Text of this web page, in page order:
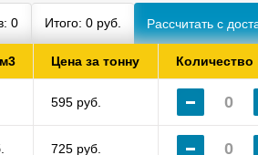
0 Итого: 0руб.
Цена за тонну Количество
595 руб.
725 руб.